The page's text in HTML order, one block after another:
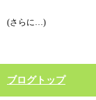
(さらに…)
ブログトップ